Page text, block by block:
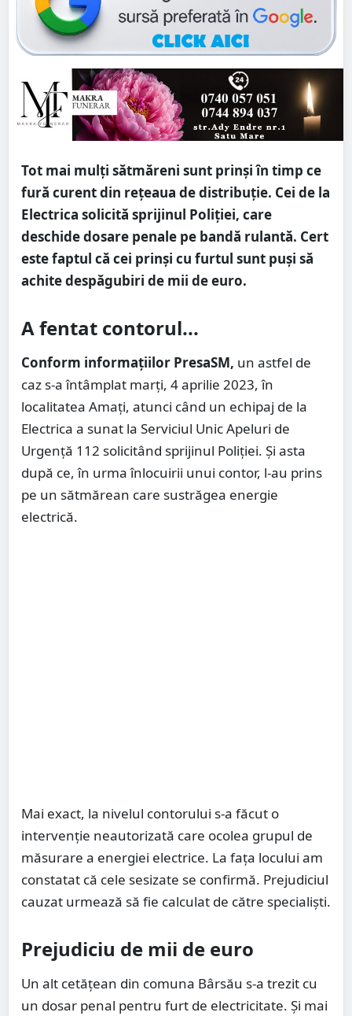
Tot mai mulți sătmăreni sunt prinși în timp ce
fură curent din rețeaua de distribuție. Cei de la
Electrica solicită sprijinul Poliției, care
deschide dosare penale pe bandă rulantă. Cert
este faptul că cei prinși cu furtul sunt puși să
achite despăgubiri de mii de euro.
A fentat contorul...
Conform informațiilor PresaSM, un astfel de
caz s-a întâmplat marți, 4 aprilie 2023, în
localitatea Amați, atunci când un echipaj de la
Electrica a sunat la Serviciul Unic Apeluri de
Urgență 112 solicitând sprijinul Poliției. Și asta
după ce, în urma înlocuirii unui contor, l-au prins
pe un sătmărean care sustrăgea energie
electrică.
Mai exact, la nivelul contorului s-a făcut o
intervenţie neautorizată care ocolea grupul de
măsurare a energiei electrice. La faţa locului am
constatat că cele sesizate se confirmă. Prejudiciul
cauzat urmează să fie calculat de către specialiști.
Prejudiciu de mii de euro
Un alt cetățean din comuna Bârsău s-a trezit cu
un dosar penal pentru furt de electricitate. Și mai